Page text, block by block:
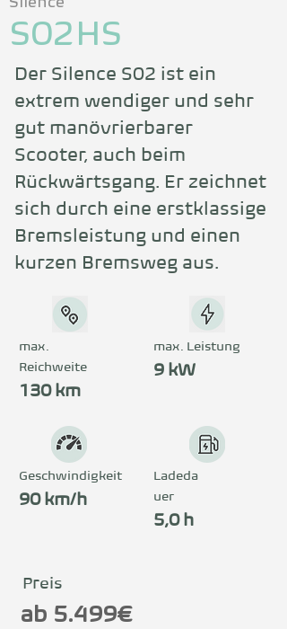
S02HS
Der Silence S02 ist ein
extrem wendiger und sehr
gut manövrierbarer
Scooter, auch beim
Rückwärtsgang. Er zeichnet
sich durch eine erstklassige
Bremsleistung und einen
kurzen Bremsweg aus.
max.
Reichweite
130 km
Geschwindigkeit
90 km/h
max. Leistung
9 kW
Ladeda
uer
5,0 h
Preis
ab 5.499€